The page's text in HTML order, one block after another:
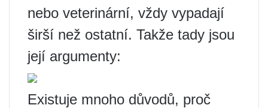
nebo veterinární, vždy vypadají
širší než ostatní. Takže tady jsou
její argumenty:
Existuje mnoho důvodů, proč